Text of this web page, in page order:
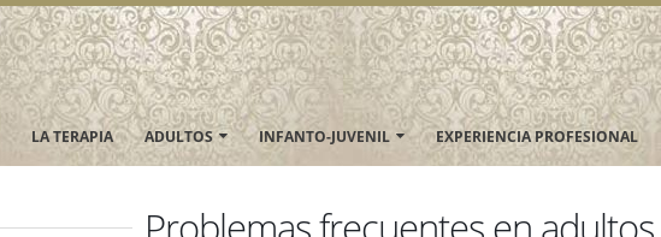
LA TERAPIA ADULTOS INFANTO-JUVENIL EXPERIENCIA PROFESIONAL